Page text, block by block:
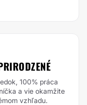
100% práca
a vie okamžite
vzhľadu.